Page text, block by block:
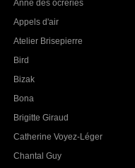
Anne des ocreries
Appels d'air
Atelier Brisepierre
Bird
Bizak
Bona
Brigitte Giraud
Catherine Voyez-Léger
Chantal Guy